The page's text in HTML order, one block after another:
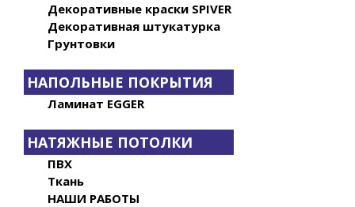
Декоративные краски SPIVER
Декоративная штукатурка
Грунтовки
НАПОЛЬНЫЕ ПОКРЫТИЯ
Ламинат EGGER
НАТЯЖНЫЕ ПОТОЛКИ
ПВХ
Ткань
НАШИ РАБОТЫ